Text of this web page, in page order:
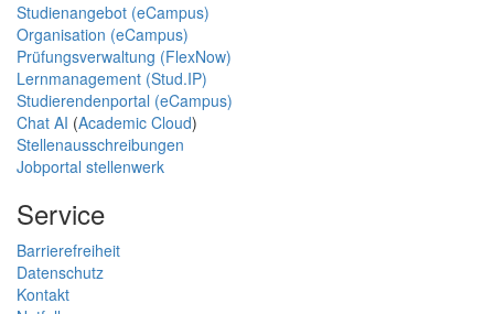
Studienangebot (eCampus)
Organisation (eCampus)
Prüfungsverwaltung (FlexNow)
Lernmanagement (Stud.IP)
Studierendenportal (eCampus)
Chat AI (Academic Cloud)
Stellenausschreibungen
Jobportal stellenwerk
Service
Barrierefreiheit
Datenschutz
Kontakt